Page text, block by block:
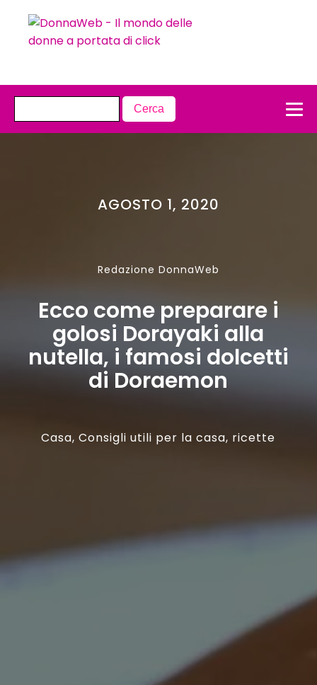
AGOSTO 1, 2020
Redazione DonnaWeb
Ecco come preparare i
golosi Dorayaki alla
nutella, i famosi dolcetti
di Doraemon
Casa,Consigli utili per la casa, ricette